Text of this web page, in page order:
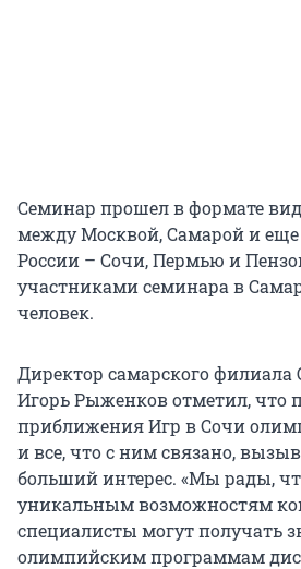
Семинар прошел в формате
между Москвой, Самарой и
России – Сочи, Пермью и
участниками семинара в
человек.
Директор самарского филиала
Игорь Рыженков отметил, что
приближения Игр в Сочи
и все, что с ним связано,
больший интерес. «Мы рады,
уникальным возможностям
специалисты могут получать
олимпийским программам